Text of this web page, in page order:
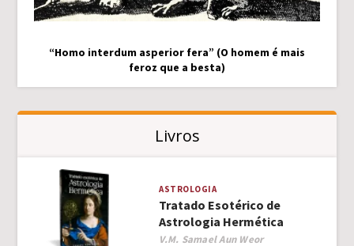
“Homo interdum asperior fera” (O homem é mais
feroz que a besta)
Livros
ASTROLOGIA
Tratado Esotérico de
Astrologia Hermética
Author
V.M. Samael Aun Weor